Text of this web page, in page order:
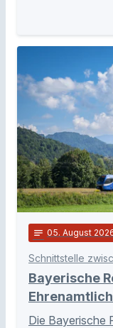
notes 05. August
Schnittstelle
Bayerische
Die Bayerische